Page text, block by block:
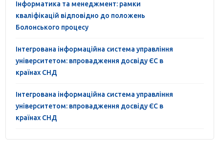
Інформатика та менеджмент: рамки
кваліфікацій відповідно до положень
Болонського процесу
Інтегрована інформаційна система управління
університетом: впровадження досвіду ЄС в
країнах СНД
Інтегрована інформаційна система управління
університетом: впровадження досвіду ЄС в
країнах СНД